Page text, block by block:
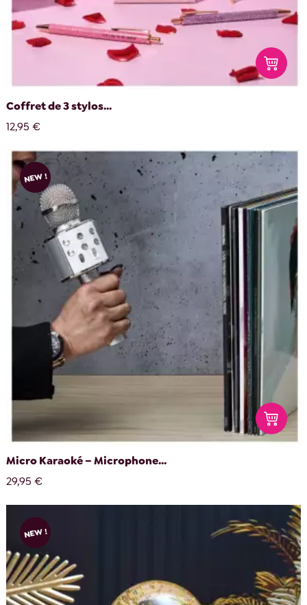
Coffret de 3 stylos...
12,95 €
NEW !
Micro Karaoké – Microphone...
29,95 €
NEW !